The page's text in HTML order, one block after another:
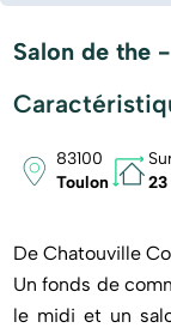
Salon de the
83100
Toulon
23
De Chatouville
Un fonds de
le midi et un